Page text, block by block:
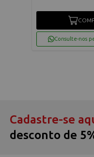
Consulte-nos
Cadastre-se
desconto de